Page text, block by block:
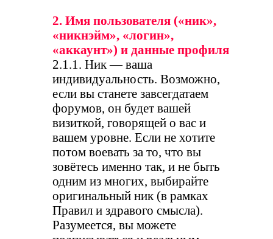
2. Имя пользователя («ник»,
«никнэйм», «логин»,
«аккаунт») и данные профиля
2.1.1. Ник — ваша
индивидуальность. Возможно,
если вы станете завсегдатаем
форумов, он будет вашей
визиткой, говорящей о вас и
вашем уровне. Если не хотите
потом воевать за то, что вы
зовётесь именно так, и не быть
одним из многих, выбирайте
оригинальный ник (в рамках
Правил и здравого смысла).
Разумеется, вы можете